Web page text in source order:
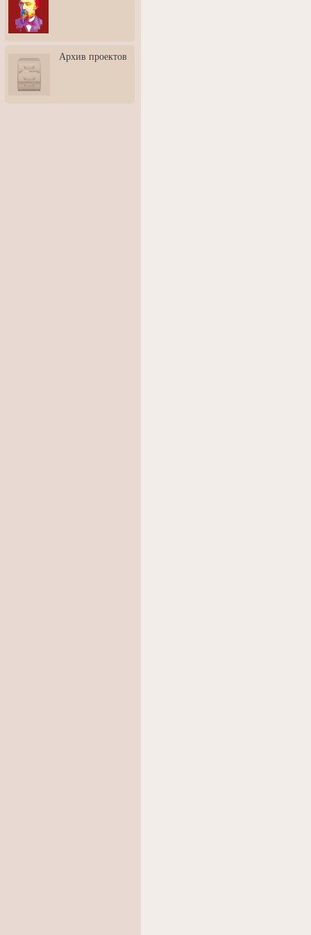
3: Обусловленности
человека и их влияние на
карьеру
скульптором Дмитрием
Тугариновым
АртБульвар в День города
Архив проектов